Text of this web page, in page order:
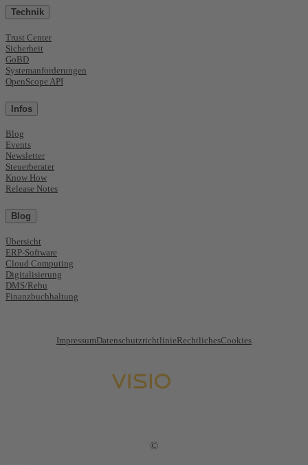
Technik
Trust Center
Sicherheit
GoBD
Systemanforderungen
OpenScope API
Infos
Blog
Events
Newsletter
Steuerberater
Know How
Release Notes
Blog
Übersicht
ERP-Software
Cloud Computing
Digitalisierung
DMS/Rebu
Finanzbuchhaltung
ImpressumDatenschutzrichtlinieRechtlichesCookies
©